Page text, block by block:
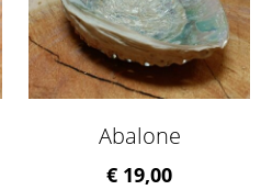
Abalone
€ 19,00